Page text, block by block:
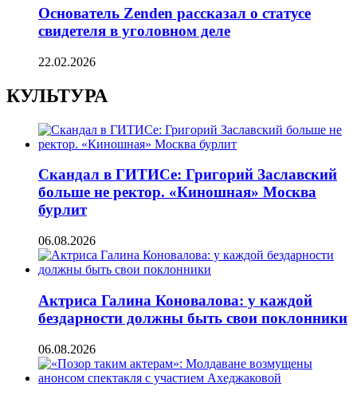
Основатель Zenden рассказал о статусе
свидетеля в уголовном деле
22.02.2026
КУЛЬТУРА
Скандал в ГИТИСе: Григорий Заславский
больше не ректор. «Киношная» Москва
бурлит
06.08.2026
Актриса Галина Коновалова: у каждой
бездарности должны быть свои поклонники
06.08.2026